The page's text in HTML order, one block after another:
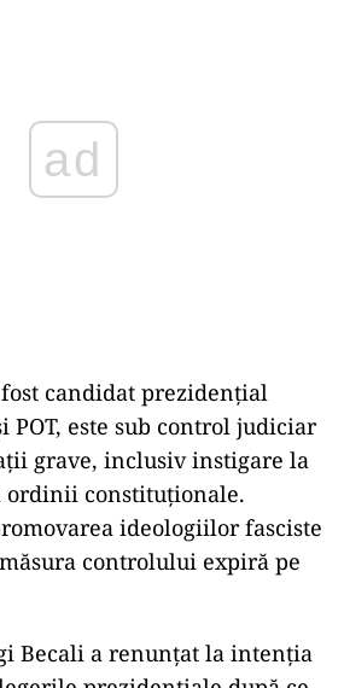
ad
fost candidat prezidențial
POT, este sub control judiciar
grave, inclusiv instigare la
constituționale.
ideologiilor fasciste
controlului expiră pe
Becali a renunţat la intenția